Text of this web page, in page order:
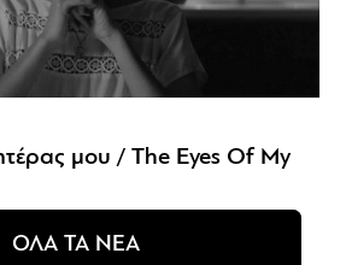
μου / The Eyes Of My
ΟΛΑ ΤΑ ΝΕΑ